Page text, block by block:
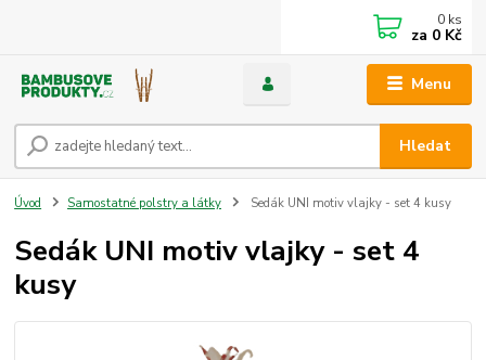
Menu
Hledat
0 ks
za 0 Kč
Úvod Samostatné polstry a látky Sedák UNI motiv vlajky - set 4 kusy
Sedák UNI motiv vlajky - set 4
kusy